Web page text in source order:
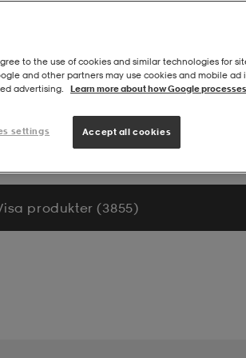
produkter (3 855)
to the use of cookies and similar technologies for
and other partners may use cookies and mobile ad
advertising.
Learn more about how Google
settings Accept all cookies